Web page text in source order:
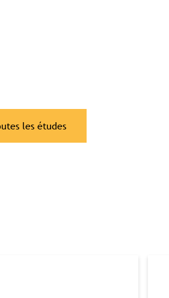
les études
guides pratiques